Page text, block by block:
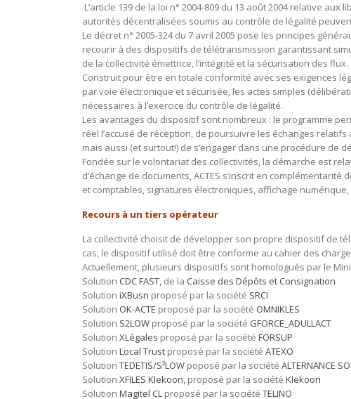
L’article 139 de la loi n° 2004-809 du 13 août 2004 relative
autorités décentralisées soumis au contrôle de légalité
Le décret n° 2005-324 du 7 avril 2005 pose les principes
recourir à des dispositifs de télétransmission garantissant
de la collectivité émettrice, l’intégrité et la sécurisation des flux.
Construit pour être en totale conformité avec ses exigences
par voie électronique et sécurisée, les actes simples
nécessaires à l’exercice du contrôle de légalité.
Les avantages du dispositif sont nombreux : le programme
réel l’accusé de réception, de poursuivre les échanges
mais aussi (et surtout!) de s’engager dans une procédure de
Fondée sur le volontariat des collectivités, la démarche est
d’échange de documents, ACTES s’inscrit en
et comptables, signatures électroniques, affichage
Recours à un tiers opérateur
La collectivité choisit de développer son propre dispositif de
cas, le dispositif utilisé doit être conforme au cahier des
Actuellement, plusieurs dispositifs sont homologués par le
Solution CDC FAST, de la Caisse des Dépôts et Consignation
Solution iXBusn proposé par la société SRCI
Solution OK-ACTE proposé par la société OMNIKLES
Solution S2LOW proposé par la société GFORCE_ADULLACT
Solution XLégales proposé par la société FORSUP
Solution Local Trust proposé par la société ATEXO
Solution TEDETIS/S²LOW poposé par la société ALTERNANCE
Solution XFILES Klekoon, proposé par la société Klekoon
Solution Magitel CL proposé par la société TELINO